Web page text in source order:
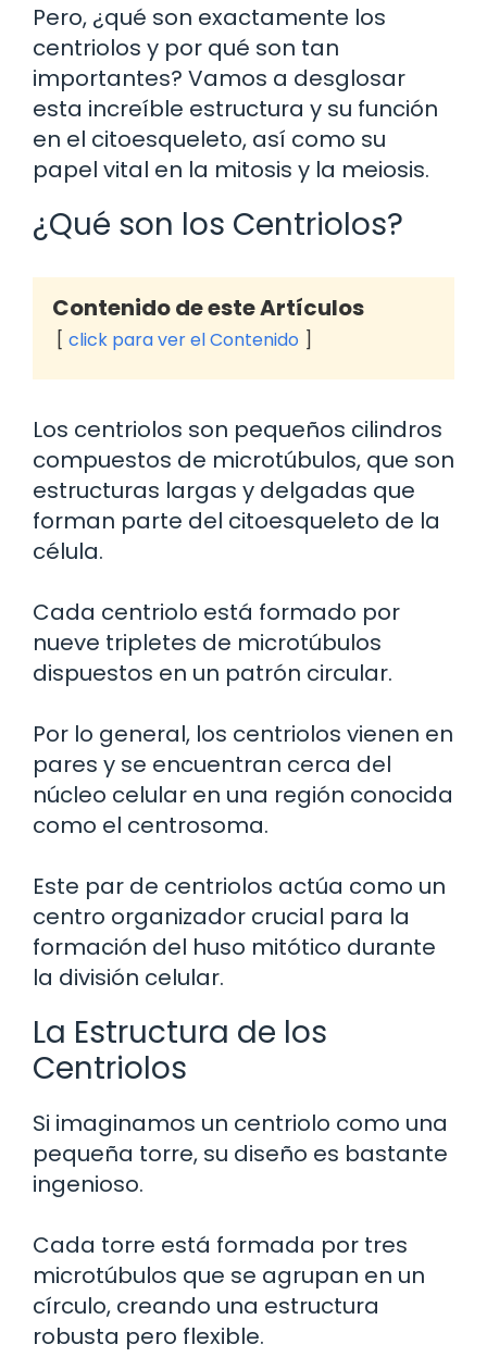
Pero, ¿qué son exactamente los
centriolos y por qué son tan
importantes? Vamos a desglosar
esta increíble estructura y su función
en el citoesqueleto, así como su
papel vital en la mitosis y la meiosis.
¿Qué son los Centriolos?
Contenido de este Artículos
click para ver el Contenido
Los centriolos son pequeños cilindros
compuestos de microtúbulos, que son
estructuras largas y delgadas que
forman parte del citoesqueleto de la
célula.
Cada centriolo está formado por
nueve tripletes de microtúbulos
dispuestos en un patrón circular.
Por lo general, los centriolos vienen en
pares y se encuentran cerca del
núcleo celular en una región conocida
como el centrosoma.
Este par de centriolos actúa como un
centro organizador crucial para la
formación del huso mitótico durante
la división celular.
La Estructura de los
Centriolos
Si imaginamos un centriolo como una
pequeña torre, su diseño es bastante
ingenioso.
Cada torre está formada por tres
microtúbulos que se agrupan en un
círculo, creando una estructura
robusta pero flexible.